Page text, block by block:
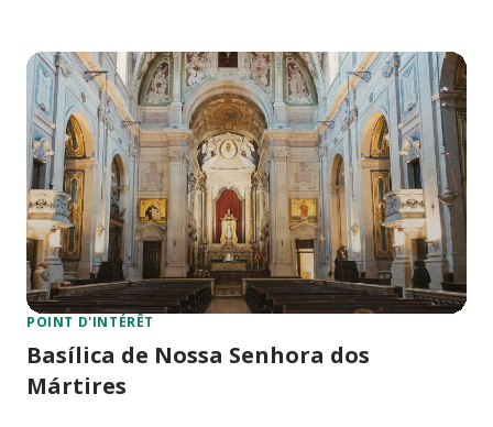
POINT D'INTÉRÊT
Basílica de Nossa Senhora dos
Mártires